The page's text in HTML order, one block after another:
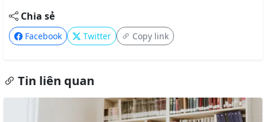
Chia sẻ
Facebook Twitter Copy link
Tin liên quan